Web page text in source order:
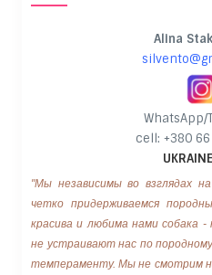
Alina
WhatsApp/
cell: +380
"Мы независимы во взглядах
четко придерживаемся
красива и любима нами собака -
не устраивают нас по
темпераменту. Мы не смотрим